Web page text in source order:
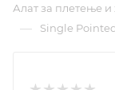
Алат за плетење
— Single